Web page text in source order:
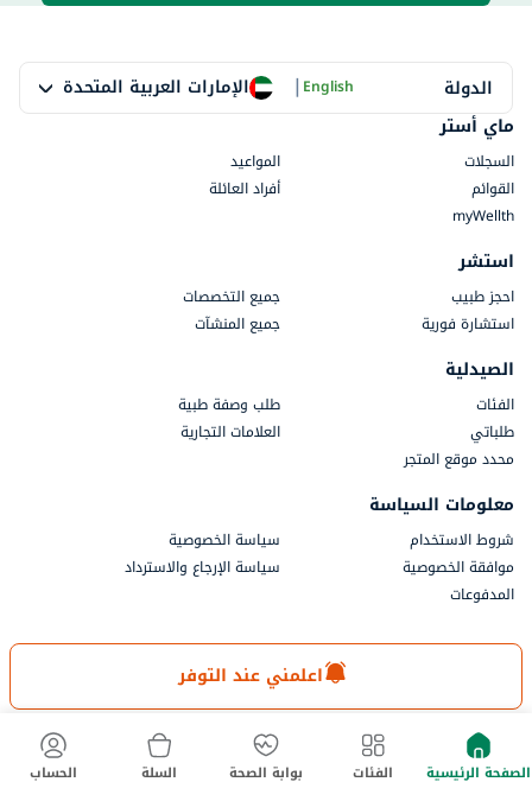
اعلمني عند التوفر
الدولة الإمارات العربية المتحدة |English
ماي أستر
السجلات
المواعيد
القوائم
أفراد العائلة
myWellth
استشر
احجز طبيب
جميع التخصصات
استشارة فورية
جميع المنشآت
الصيدلية
الفئات
طلب وصفة طبية
طلباتي
العلامات التجارية
محدد موقع المتجر
معلومات السياسة
شروط الاستخدام
سياسة الخصوصية
موافقة الخصوصية
سياسة الإرجاع والاسترداد
المدفوعات
جزء من أستر دي إم للرعاية الصحية
الصفحة الرئيسية الفئات بوابة الصحة السلة الحساب